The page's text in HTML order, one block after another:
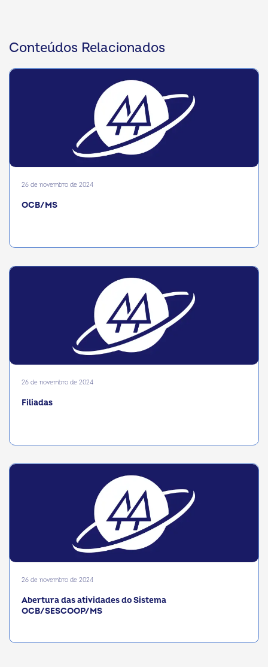
Conteúdos Relacionados
26 de novembro de 2024
OCB/MS
26 de novembro de 2024
Filiadas
26 de novembro de 2024
Abertura das atividades do Sistema
OCB/SESCOOP/MS